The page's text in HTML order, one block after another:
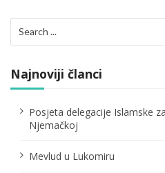
i
j
č
l
n
for:
Najnoviji članci
Posjeta delegacije Islamske
Njemačkoj
Mevlud u Lukomiru